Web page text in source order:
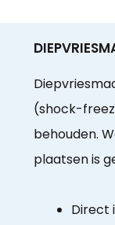
(shock-
behouden.
plaatsen is
Direct